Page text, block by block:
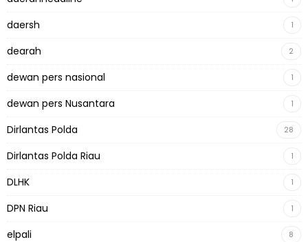
daersh 1
dearah 2
dewan pers nasional 1
dewan pers Nusantara 1
Dirlantas Polda 28
Dirlantas Polda Riau 1
DLHK 1
DPN Riau 1
elpali 8